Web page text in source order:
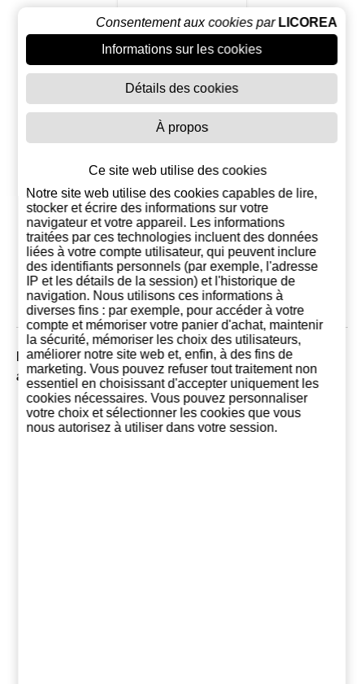
Seventeen 1724
Tonic Water (24
Canettes)
45,00 €
Ajouter au
panier
Les clients qui ont acheté ce produit ont également
acheté:
Consentement aux cookies par LICOREA
Informations sur les cookies
Détails des cookies
À propos
Ce site web utilise des cookies
Notre site web utilise des cookies capables de lire,
stocker et écrire des informations sur votre
navigateur et votre appareil. Les informations
traitées par ces technologies incluent des données
liées à votre compte utilisateur, qui peuvent inclure
des identifiants personnels (par exemple, l'adresse
IP et les détails de la session) et l'historique de
navigation. Nous utilisons ces informations à
diverses fins : par exemple, pour accéder à votre
compte et mémoriser votre panier d'achat, maintenir
la sécurité, mémoriser les choix des utilisateurs,
améliorer notre site web et, enfin, à des fins de
marketing. Vous pouvez refuser tout traitement non
essentiel en choisissant d'accepter uniquement les
cookies nécessaires. Vous pouvez personnaliser
votre choix et sélectionner les cookies que vous
nous autorisez à utiliser dans votre session.